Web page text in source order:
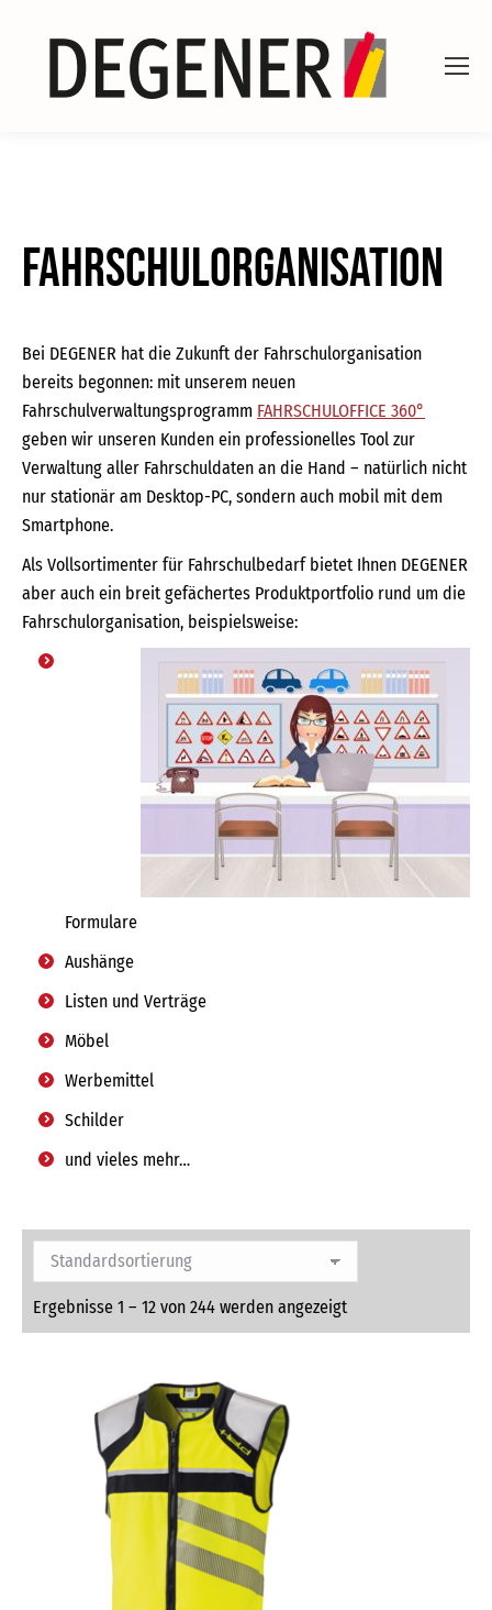
Fahrschulorganisation
Bei DEGENER hat die Zukunft der Fahrschulorganisation
bereits begonnen: mit unserem neuen
Fahrschulverwaltungsprogramm FAHRSCHULOFFICE 360°
geben wir unseren Kunden ein professionelles Tool zur
Verwaltung aller Fahrschuldaten an die Hand – natürlich nicht
nur stationär am Desktop-PC, sondern auch mobil mit dem
Smartphone.
Als Vollsortimenter für Fahrschulbedarf bietet Ihnen DEGENER
aber auch ein breit gefächertes Produktportfolio rund um die
Fahrschulorganisation, beispielsweise:
Formulare
Aushänge
Listen und Verträge
Möbel
Werbemittel
Schilder
und vieles mehr…
Ergebnisse 1 – 12 von 244 werden angezeigt